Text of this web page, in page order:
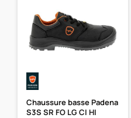
Chaussure basse Padena
S3S SR FO LG CI HI